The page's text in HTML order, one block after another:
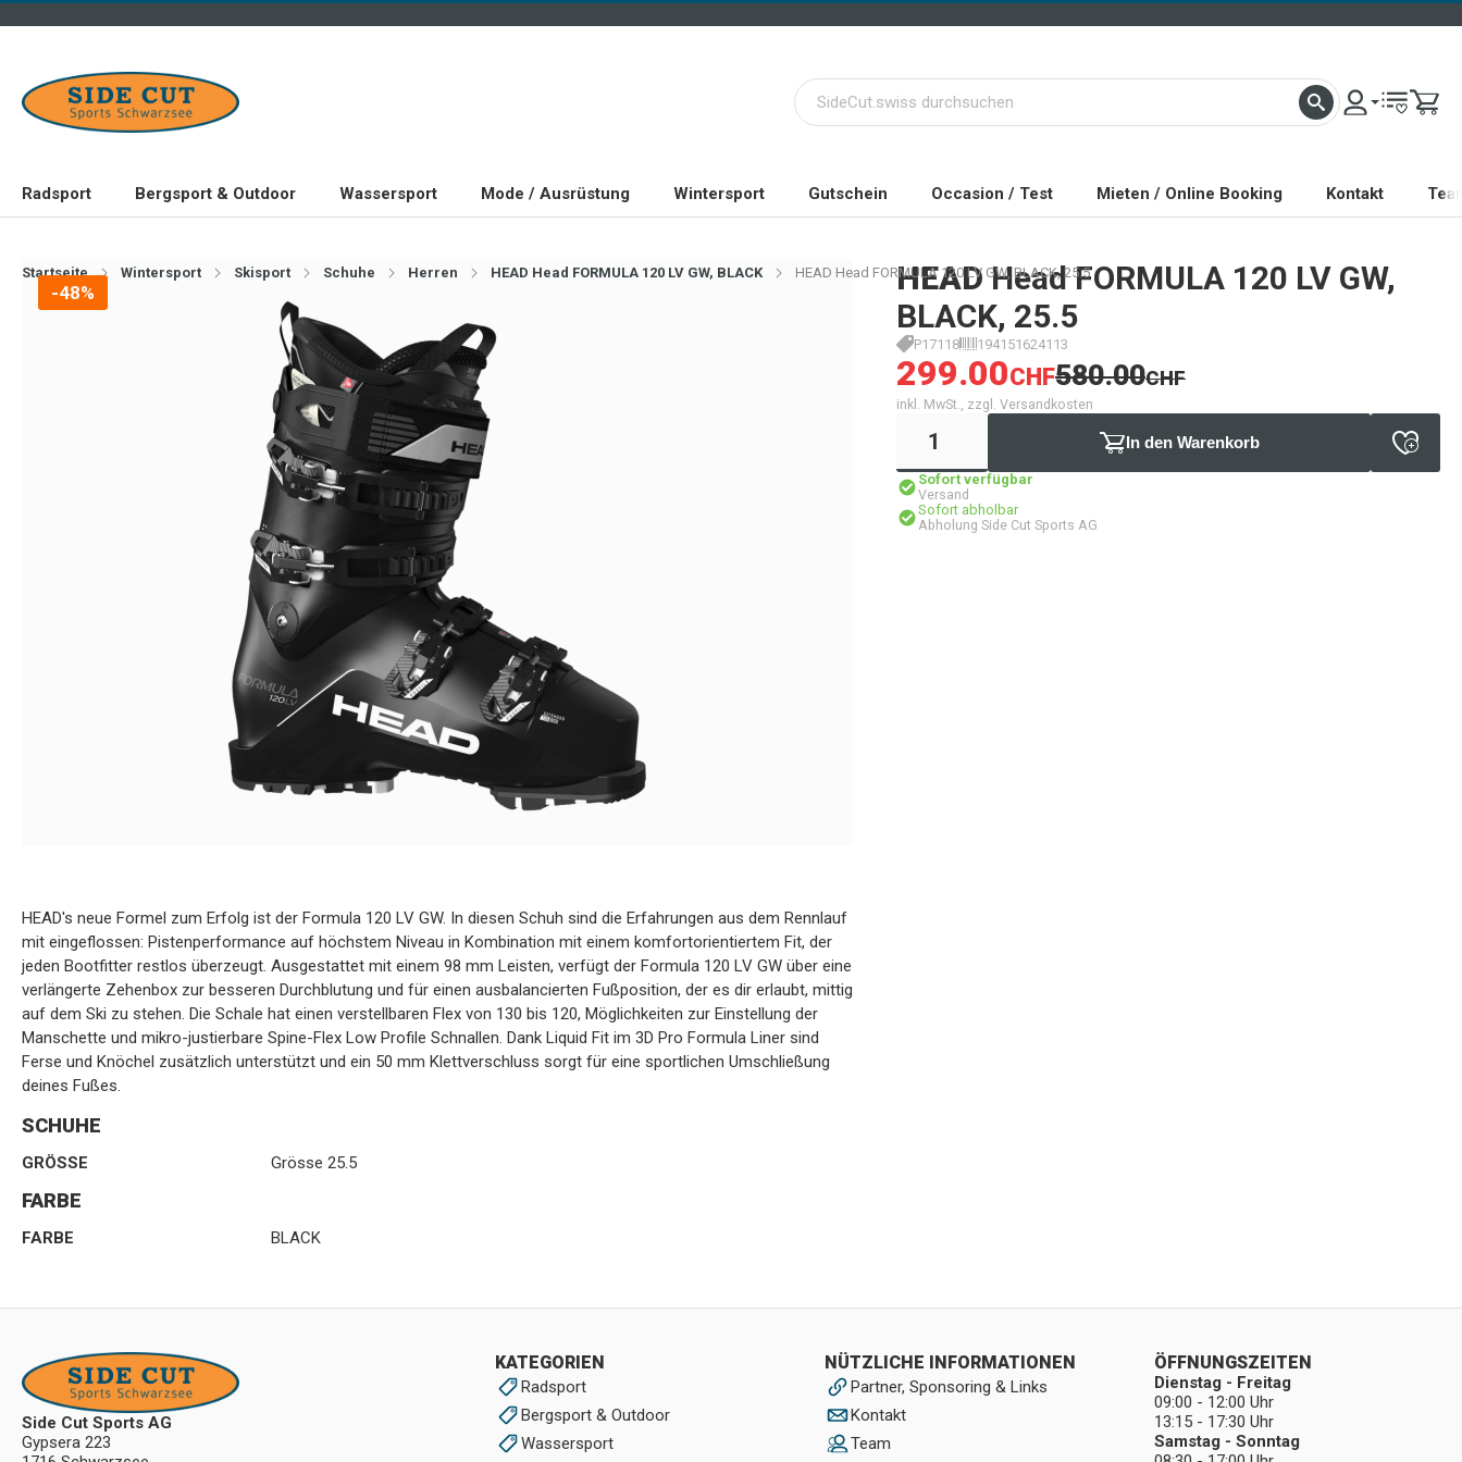
Radsport Bergsport & Outdoor Wassersport Mode / Ausrüstung Wintersport Gutschein Occasion / Test Mieten / Online Booking Kontakt
Startseite Wintersport Skisport Schuhe Herren HEAD Head FORMULA 120 LV GW, BLACK HEAD Head FORMULA 120 LV GW, BLACK, 25.5
-48% HEAD Head FORMULA 120 LV GW,
BLACK, 25.5
P17118 194151624113
299.00CHF580.00CHF
inkl. MwSt., zzgl. Versandkosten
In den Warenkorb
Sofort verfügbar
Versand
Sofort abholbar
Abholung Side Cut Sports AG
HEAD's neue Formel zum Erfolg ist der Formula 120 LV GW. In diesen Schuh sind die Erfahrungen aus dem Rennlauf
mit eingeflossen: Pistenperformance auf höchstem Niveau in Kombination mit einem komfortorientiertem Fit, der
jeden Bootfitter restlos überzeugt. Ausgestattet mit einem 98 mm Leisten, verfügt der Formula 120 LV GW über eine
verlängerte Zehenbox zur besseren Durchblutung und für einen ausbalancierten Fußposition, der es dir erlaubt, mittig
auf dem Ski zu stehen. Die Schale hat einen verstellbaren Flex von 130 bis 120, Möglichkeiten zur Einstellung der
Manschette und mikro-justierbare Spine-Flex Low Profile Schnallen. Dank Liquid Fit im 3D Pro Formula Liner sind
Ferse und Knöchel zusätzlich unterstützt und ein 50 mm Klettverschluss sorgt für eine sportlichen Umschließung
deines Fußes.
SCHUHE
GRÖSSE Grösse 25.5
FARBE
FARBE BLACK
Side Cut Sports AG
Gypsera 223
KATEGORIEN
Radsport
Bergsport & Outdoor
Wassersport
NÜTZLICHE INFORMATIONEN
Partner, Sponsoring & Links
Kontakt
Team
ÖFFNUNGSZEITEN
Dienstag - Freitag
09:00 - 12:00 Uhr
13:15 - 17:30 Uhr
Samstag - Sonntag